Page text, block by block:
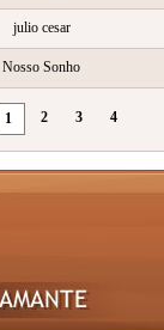
julio cesar
Nosso Sonho
1 2 3 4